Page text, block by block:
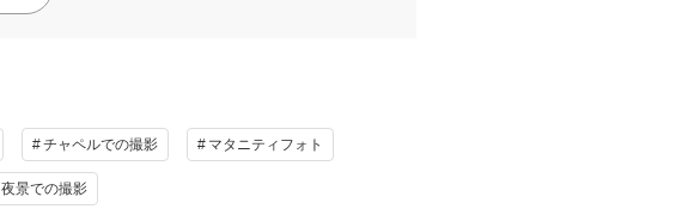
チャペルでの撮影 マタニティフォト
夜景での撮影